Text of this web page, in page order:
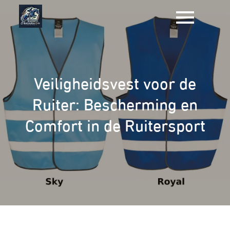
inhoud
gaan
Veiligheidsvest voor de
Ruiter: Bescherming en
Comfort in de Ruitersport